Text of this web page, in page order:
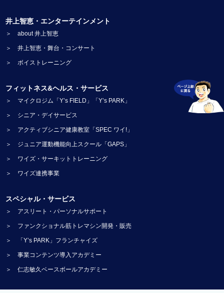
井上智恵・エンターテインメント
＞ about 井上智恵
＞ 井上智恵・舞台・コンサート
＞ ボイストレーニング
フィットネス&ヘルス・サービス
＞ マイクロジム「Y’s FIELD」「Y’s PARK」
＞ シニア・デイサービス
＞ アクティブシニア健康教室「SPEC ワイ!」
＞ ジュニア運動機能向上スクール「GAPS」
＞ ワイズ・サーキットトレーニング
＞ ワイズ連携事業
スペシャル・サービス
＞ アスリート・パーソナルサポート
＞ ファンクショナル筋トレマシン開発・販売
＞ 「Y’s PARK」フランチャイズ
＞ 事業コンテンツ導入アカデミー
＞ 仁志敏久ベースボールアカデミー